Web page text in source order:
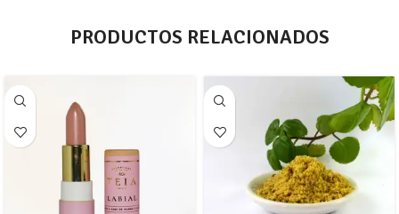
PRODUCTOS RELACIONADOS